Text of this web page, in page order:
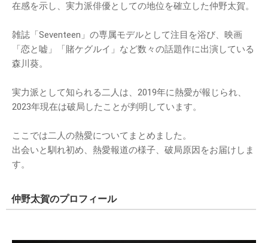
在感を示し、実力派俳優としての地位を確立した仲野太賀。
雑誌「Seventeen」の専属モデルとして注目を浴び、映画
「恋と嘘」「賭ケグルイ」など数々の話題作に出演している
森川葵。
実力派として知られる二人は、2019年に熱愛が報じられ、
2023年現在は破局したことが判明しています。
ここでは二人の熱愛についてまとめました。
出会いと馴れ初め、熱愛報道の様子、破局原因をお届けしま
す。
仲野太賀のプロフィール